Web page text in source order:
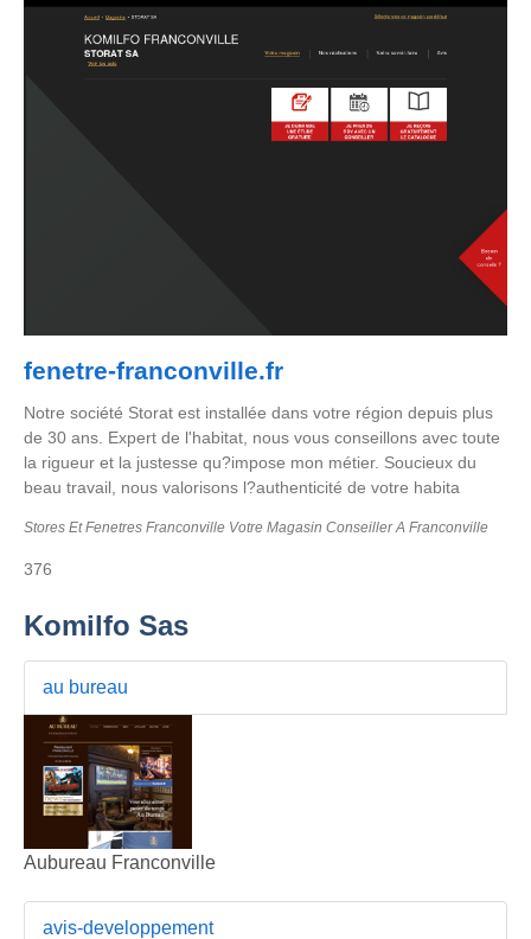
fenetre-franconville.fr
Notre société Storat est installée dans votre région depuis plus
de 30 ans. Expert de l'habitat, nous vous conseillons avec toute
la rigueur et la justesse qu?impose mon métier. Soucieux du
beau travail, nous valorisons l?authenticité de votre habita
Stores Et Fenetres Franconville Votre Magasin Conseiller A Franconville
376
Komilfo Sas
au bureau
Aubureau Franconville
avis-developpement